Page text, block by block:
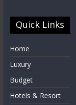
Quick Links
Home
Luxury
Budget
Hotels & Resort